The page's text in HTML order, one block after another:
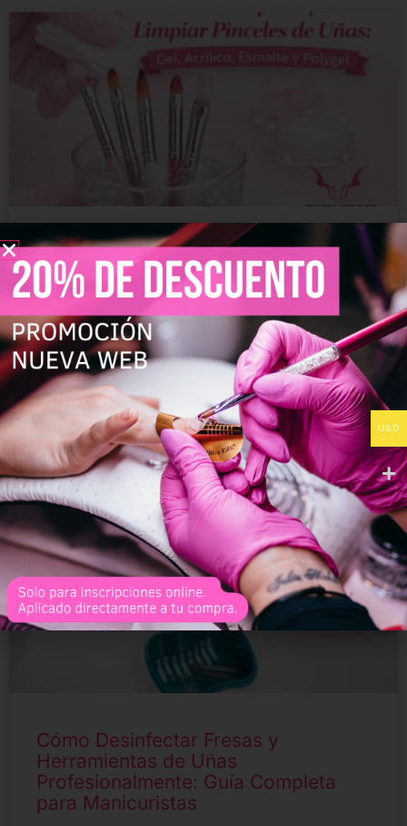
Guía Completa para Limpiar Pinceles
de Uñas: Gel, Acrílico, Esmalte y
Polygel
Aprende a limpiar tus pinceles de uñas correctamente
según el tipo de producto: gel, acrílico, polygel y
esmalte. Guía paso a paso. ¿Quieres lograr un acabado
profesional en tus uñas? Mantén tus pinceles de uñas
LEER MÁS »
Cómo Desinfectar Fresas y
Herramientas de Uñas
Profesionalmente: Guía Completa
para Manicuristas
USD